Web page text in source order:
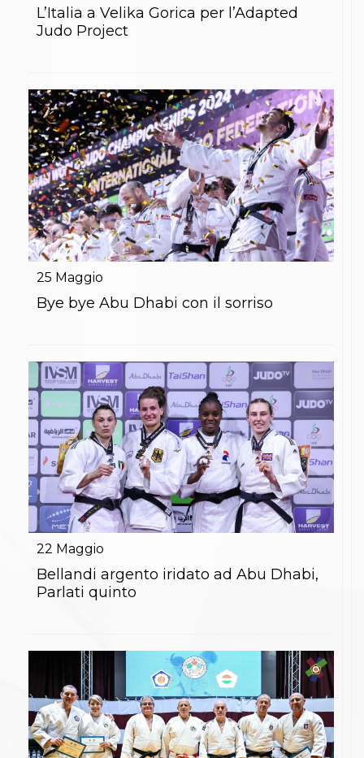
BJJ
Pancrazio/Pankration
Difesa Personale MGA
La disciplina
News
Merchandising
Mappa del sito
Cerca
Contatti
News
Cookies Accept
Newsletter
Catalogo formativo
Corsi di Specializzazione
Corso dirigenti sportivi
Corso Direttore di Gara
Abilitazioni
Sportello Fiscale
News
Modulistica
FAQ
Quesiti fiscali
Sostenibilità
Documenti
L’Italia a Velika Gorica per l’Adapted
Judo Project
25 Maggio
Bye bye Abu Dhabi con il sorriso
22 Maggio
Bellandi argento iridato ad Abu Dhabi,
Parlati quinto